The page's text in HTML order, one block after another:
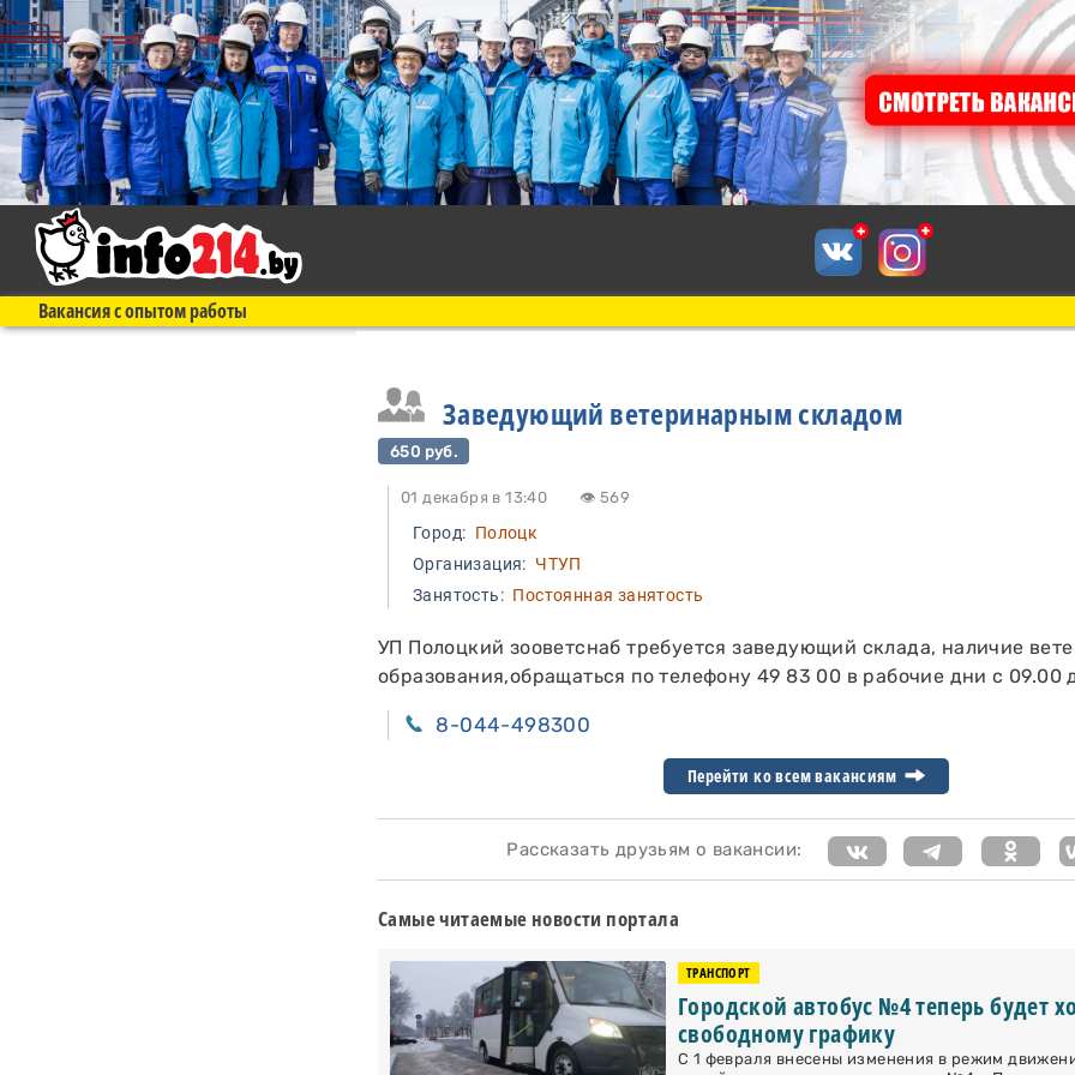
Вакансия с опытом работы
Заведующий ветеринарным складом
650 руб.
01 декабря в 13:40 👁 569
Город: Полоцк
Организация: ЧТУП
Занятость: Постоянная занятость
УП Полоцкий зооветснаб требуется заведующий склада, наличие
образования,обращаться по телефону 49 83 00 в рабочие дни с 09.00
8-044-498300
Перейти ко всем вакансиям
Рассказать друзьям о вакансии:
Самые читаемые новости портала
ТРАНСПОРТ
Городской автобус №4 теперь будет
свободному графику
С 1 февраля внесены изменения в режим